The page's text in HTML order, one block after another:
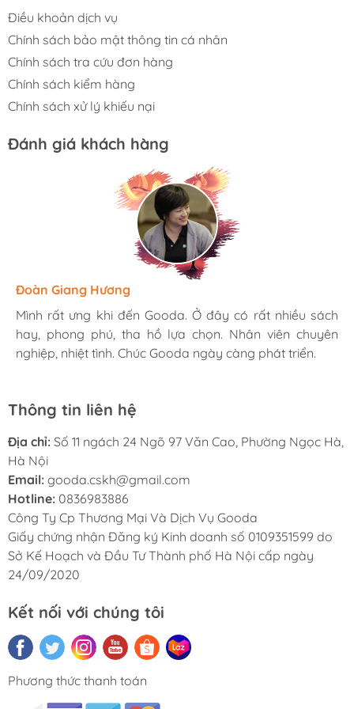
Điều khoản dịch vụ
Chính sách bảo mật thông tin cá nhân
Chính sách tra cứu đơn hàng
Chính sách kiểm hàng
Chính sách xử lý khiếu nại
Đánh giá khách hàng
Hương Suri
Mình rất ưng khi đến Gooda. Ở đây có rất nhiều sách
hay, phong phú, tha hồ lựa chọn. Nhân viên chuyên
nghiệp, nhiệt tình. Chúc Gooda ngày càng phát triển.
Đoàn Giang Hương
Mình rất ưng khi đến Gooda. Ở đây có rất nhiều sách
hay, phong phú, tha hồ lựa chọn. Nhân viên chuyên
nghiệp, nhiệt tình. Chúc Gooda ngày càng phát triển.
Ngọc Anh
Mình rất ưng khi đến Gooda. Ở đây có rất nhiều sách
hay, phong phú, tha hồ lựa chọn. Nhân viên chuyên
nghiệp, nhiệt tình. Chúc Gooda ngày càng phát triển.
Thông tin liên hệ
Địa chỉ: Số 11 ngách 24 Ngõ 97 Văn Cao, Phường Ngọc Hà,
Hà Nội
Email: gooda.cskh@gmail.com
Hotline: 0836983886
Công Ty Cp Thương Mại Và Dịch Vụ Gooda
Giấy chứng nhận Đăng ký Kinh doanh số 0109351599 do
Sở Kế Hoạch và Đầu Tư Thành phố Hà Nội cấp ngày
24/09/2020
Kết nối với chúng tôi
Phương thức thanh toán